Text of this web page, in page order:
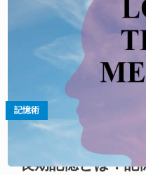
記憶術
長期記憶とは？記